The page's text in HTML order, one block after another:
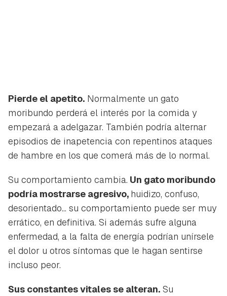
Pierde el apetito. Normalmente un gato
moribundo perderá el interés por la comida y
empezará a adelgazar. También podría alternar
episodios de inapetencia con repentinos ataques
de hambre en los que comerá más de lo normal.
Su comportamiento cambia. Un gato moribundo
podría mostrarse agresivo, huidizo, confuso,
desorientado... su comportamiento puede ser muy
errático, en definitiva. Si además sufre alguna
enfermedad, a la falta de energía podrían unírsele
el dolor u otros síntomas que le hagan sentirse
incluso peor.
Sus constantes vitales se alteran. Su